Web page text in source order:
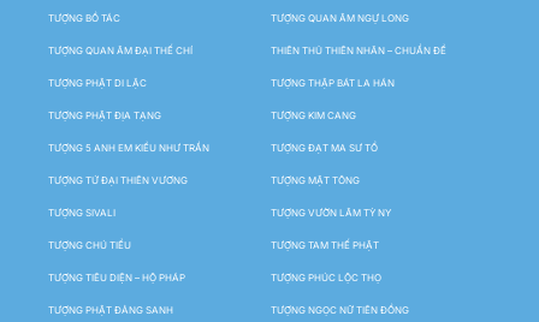
TƯỢNG BỒ TÁC TƯỢNG QUAN ÂM NGỰ LONG
TƯỢNG QUAN ÂM ĐẠI THẾ CHÍ THIÊN THỦ THIÊN NHÃN – CHUẨN ĐỀ
TƯỢNG PHẬT DI LẶC TƯỢNG THẬP BÁT LA HÁN
TƯỢNG PHẬT ĐỊA TẠNG TƯỢNG KIM CANG
TƯỢNG 5 ANH EM KIỀU NHƯ TRẦN TƯỢNG ĐẠT MA SƯ TỔ
TƯỢNG TỨ ĐẠI THIÊN VƯƠNG TƯỢNG MẬT TÔNG
TƯỢNG SIVALI TƯỢNG VƯỜN LÂM TỲ NY
TƯỢNG CHÚ TIỂU TƯỢNG TAM THẾ PHẬT
TƯỢNG TIÊU DIỆN – HỘ PHÁP TƯỢNG PHÚC LỘC THỌ
TƯỢNG PHẬT ĐẢNG SANH TƯỢNG NGỌC NỮ TIÊN ĐỒNG